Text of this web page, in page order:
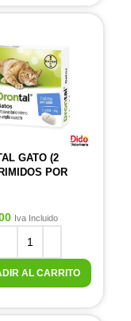
GATO (2
POR
Iva Incluido
AL CARRITO